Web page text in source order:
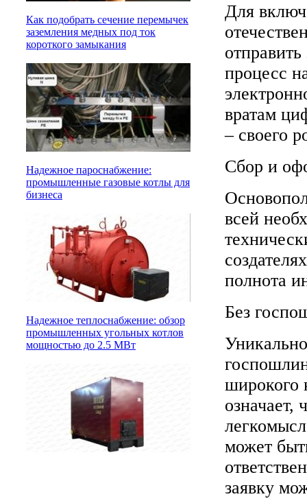
Как подобрать сечение перемычек
заземления медных под ток
короткого замыкания
Надежное пароснабжение:
промышленные газовые котлы для
бизнеса
Надежное теплоснабжение: обзор
промышленных угольных котлов
мощностью до 2.5 МВт
Для
процесс
вратам
– своего
Сбор и
всей
полнота
Без
широкого
означает,
может
заявку